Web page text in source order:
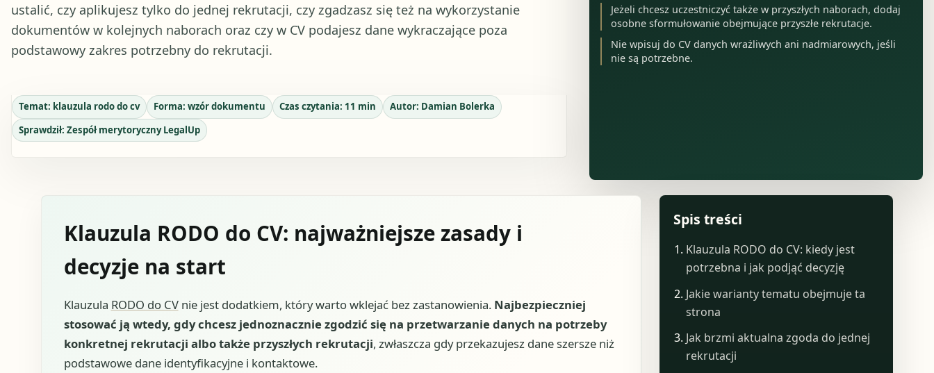
ustalić, czy aplikujesz tylko do jednej rekrutacji, czy zgadzasz się też na wykorzystanie
dokumentów w kolejnych naborach oraz czy w CV podajesz dane wykraczające poza
podstawowy zakres potrzebny do rekrutacji.
Temat: klauzula rodo do cv Forma: wzór dokumentu Czas czytania: 11 min Autor: Damian Bolerka
Sprawdził: Zespół merytoryczny LegalUp
Jeżeli chcesz uczestniczyć także w przyszłych naborach, dodaj
osobne sformułowanie obejmujące przyszłe rekrutacje.
Nie wpisuj do CV danych wrażliwych ani nadmiarowych, jeśli
nie są potrzebne.
Klauzula RODO do CV: najważniejsze zasady i
decyzje na start
Klauzula RODO do CVnie jest dodatkiem, który warto wklejać bez zastanowienia. Najbezpieczniej
stosować ją wtedy, gdy chcesz jednoznacznie zgodzić się na przetwarzanie danych na potrzeby
konkretnej rekrutacji albo także przyszłych rekrutacji, zwłaszcza gdy przekazujesz dane szersze niż
podstawowe dane identyfikacyjne i kontaktowe.
Spis treści
Klauzula RODO do CV: kiedy jest
potrzebna i jak podjąć decyzję
Jakie warianty tematu obejmuje ta
strona
Jak brzmi aktualna zgoda do jednej
rekrutacji